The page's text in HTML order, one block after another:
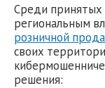
Среди принятых
региональным
розничной
своих
решения: